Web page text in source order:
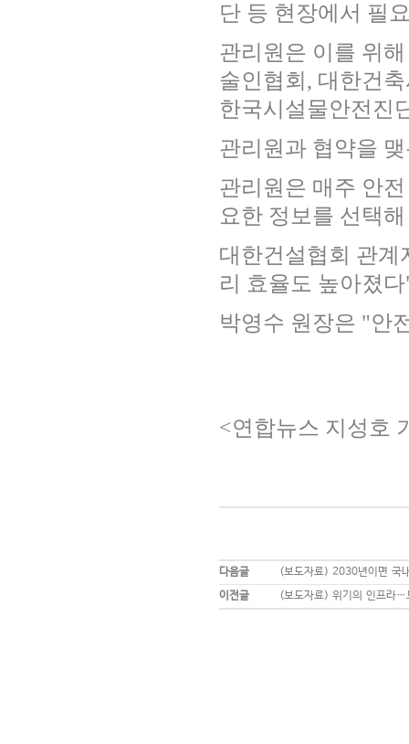
단 등 현장에서 필
관리원은 이를 위
술인협회 , 대한건
한국시설물안전진
관리원과 협약을
관리원은 매주 안
요한 정보를 선택
대한건설협회 관
리 효율도 높아졌다
박영수 원장은 "안
<연합뉴스 지성호
다음글
(보도자료) 2030년이면 국
이전글
(보도자료) 위기의 인프라…